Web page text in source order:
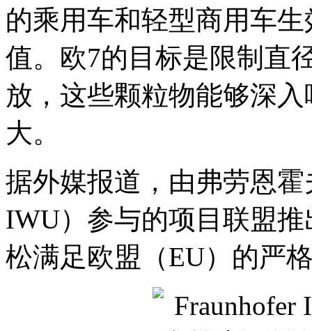
的乘用车和轻型商用车
值。欧7的目标是限制直
放，这些颗粒物能够深
大。
据外媒报道，由弗劳恩
IWU）参与的项目联盟
松满足欧盟（EU）的严